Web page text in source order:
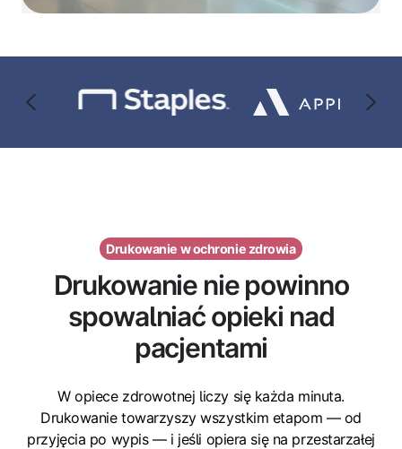
Drukowanie w ochronie zdrowia
Drukowanie nie powinno
spowalniać opieki nad
pacjentami
W opiece zdrowotnej liczy się każda minuta.
Drukowanie towarzyszy wszystkim etapom — od
przyjęcia po wypis — i jeśli opiera się na przestarzałej